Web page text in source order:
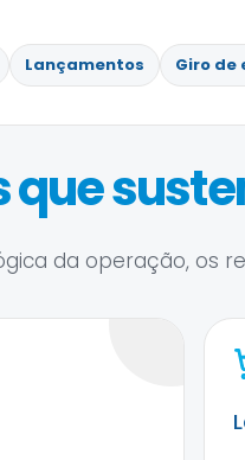
Lançamentos Giro de
que
da operação, os